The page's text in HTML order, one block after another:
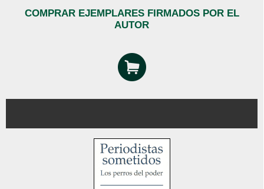
COMPRAR EJEMPLARES FIRMADOS POR EL
AUTOR